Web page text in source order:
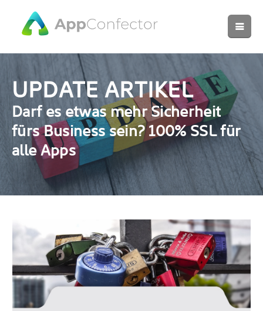
UPDATE ARTIKEL
Darf es etwas mehr Sicherheit
fürs Business sein? 100% SSL für
alle Apps